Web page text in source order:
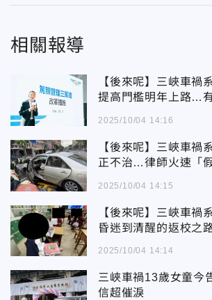
相關報導
【後來呢】三峽車
提高門檻明年上路…
2025/10/04 14:16
【後來呢】三峽車
正不治…律師火速「
2025/10/04 14:15
【後來呢】三峽車
昏迷到清醒的返校之
2025/10/04 14:14
三峽車禍13歲女童
信超催淚